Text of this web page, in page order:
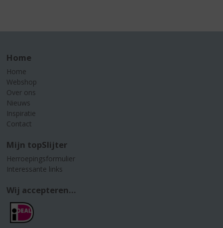
Home
Home
Webshop
Over ons
Nieuws
Inspiratie
Contact
Mijn topSlijter
Herroepingsformulier
Interessante links
Wij accepteren...